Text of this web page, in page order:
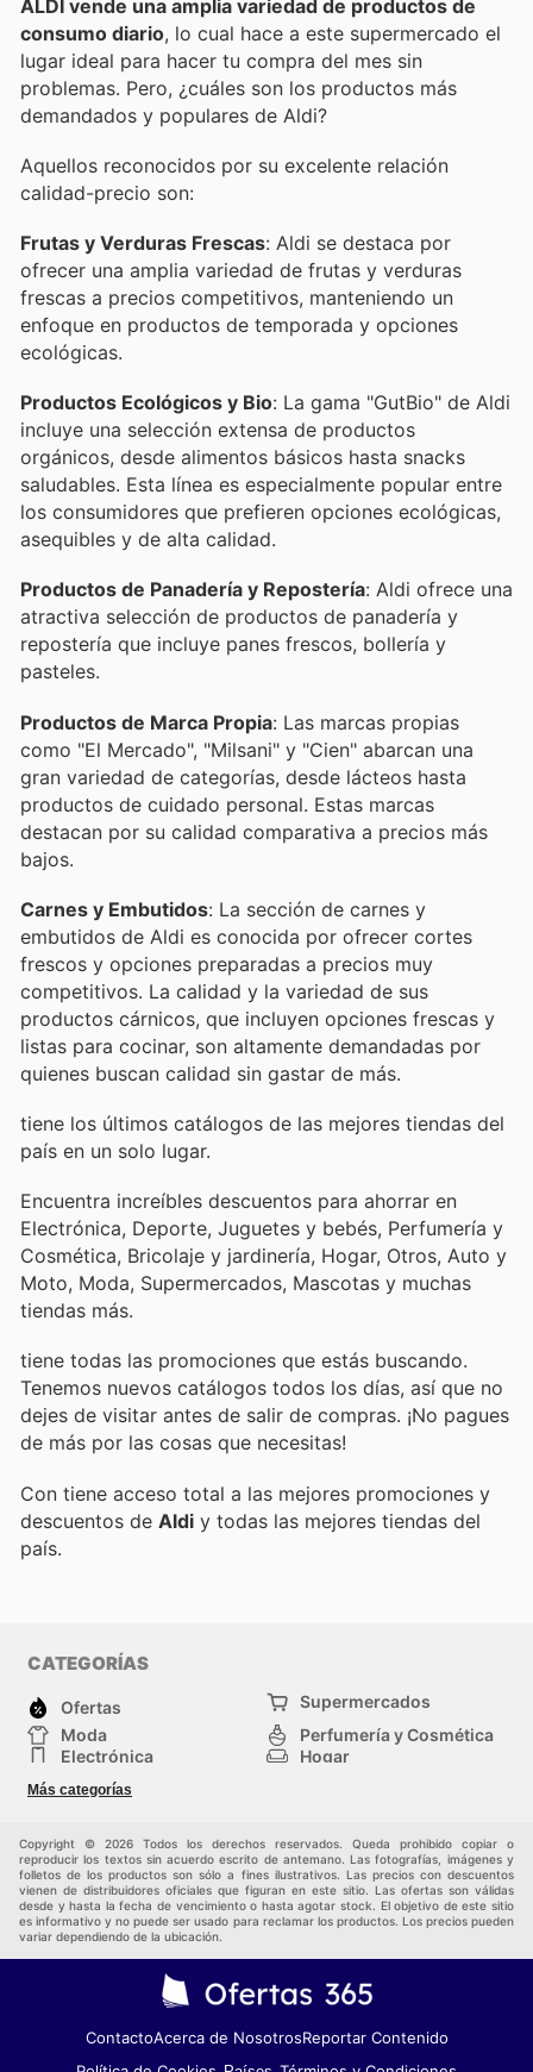
ALDI vende una amplia variedad de productos de
consumo diario, lo cual hace a este supermercado el
lugar ideal para hacer tu compra del mes sin
problemas. Pero, ¿cuáles son los productos más
demandados y populares de Aldi?
Aquellos reconocidos por su excelente relación
calidad-precio son:
Frutas y Verduras Frescas: Aldi se destaca por
ofrecer una amplia variedad de frutas y verduras
frescas a precios competitivos, manteniendo un
enfoque en productos de temporada y opciones
ecológicas.
Productos Ecológicos y Bio: La gama "GutBio" de Aldi
incluye una selección extensa de productos
orgánicos, desde alimentos básicos hasta snacks
saludables. Esta línea es especialmente popular entre
los consumidores que prefieren opciones ecológicas,
asequibles y de alta calidad.
Productos de Panadería y Repostería: Aldi ofrece una
atractiva selección de productos de panadería y
repostería que incluye panes frescos, bollería y
pasteles.
Productos de Marca Propia: Las marcas propias
como "El Mercado", "Milsani" y "Cien" abarcan una
gran variedad de categorías, desde lácteos hasta
productos de cuidado personal. Estas marcas
destacan por su calidad comparativa a precios más
bajos.
Carnes y Embutidos: La sección de carnes y
embutidos de Aldi es conocida por ofrecer cortes
frescos y opciones preparadas a precios muy
competitivos. La calidad y la variedad de sus
productos cárnicos, que incluyen opciones frescas y
listas para cocinar, son altamente demandadas por
quienes buscan calidad sin gastar de más.
tiene los últimos catálogos de las mejores tiendas del
país en un solo lugar.
Encuentra increíbles descuentos para ahorrar en
Electrónica, Deporte, Juguetes y bebés, Perfumería y
Cosmética, Bricolaje y jardinería, Hogar, Otros, Auto y
Moto, Moda, Supermercados, Mascotas y muchas
tiendas más.
tiene todas las promociones que estás buscando.
Tenemos nuevos catálogos todos los días, así que no
dejes de visitar antes de salir de compras. ¡No pagues
de más por las cosas que necesitas!
Con tiene acceso total a las mejores promociones y
descuentos de Aldi y todas las mejores tiendas del
país.
CATEGORÍAS
Ofertas
Supermercados
Moda
Perfumería y Cosmética
Electrónica
Hogar
Deporte
Juguetes y bebés
Más categorías
Copyright © 2026 Todos los derechos reservados. Queda prohibido copiar o
reproducir los textos sin acuerdo escrito de antemano. Las fotografías, imágenes y
folletos de los productos son sólo a fines ilustrativos. Las precios con descuentos
vienen de distribuidores oficiales que figuran en este sitio. Las ofertas son válidas
desde y hasta la fecha de vencimiento o hasta agotar stock. El objetivo de este sitio
es informativo y no puede ser usado para reclamar los productos. Los precios pueden
variar dependiendo de la ubicación.
ContactoAcerca de NosotrosReportar Contenido